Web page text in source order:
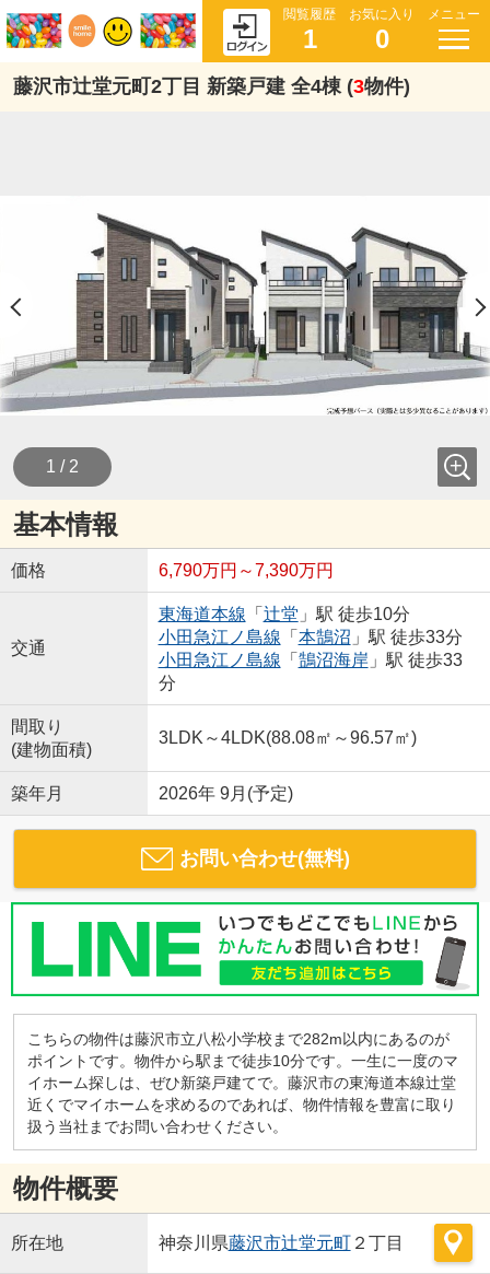
閲覧履歴
1
お気に入り
0
メニュー
藤沢市辻堂元町2丁目 新築戸建 全4棟 (3物件)
1 / 2
基本情報
価格 6,790万円～7,390万円
交通
東海道本線 「 辻堂 」駅 徒歩10分
小田急江ノ島線 「 本鵠沼 」駅 徒歩33分
小田急江ノ島線 「 鵠沼海岸 」駅 徒歩33
分
間取り
(建物面積)
3LDK～4LDK(88.08㎡～96.57㎡)
築年月 2026年 9月(予定)
お問い合わせ(無料)
こちらの物件は藤沢市立八松小学校まで282m以内にあるのが
ポイントです。物件から駅まで徒歩10分です。一生に一度のマ
イホーム探しは、ぜひ新築戸建てで。藤沢市の東海道本線辻堂
近くでマイホームを求めるのであれば、物件情報を豊富に取り
扱う当社までお問い合わせください。
物件概要
所在地 神奈川県藤沢市辻堂元町２丁目